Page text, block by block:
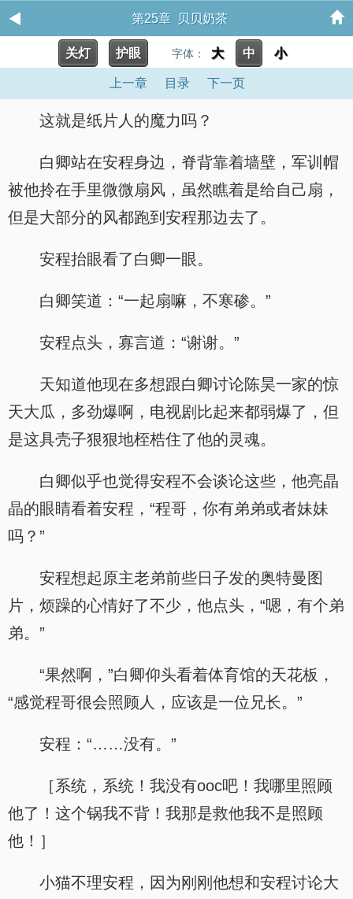
第25章 贝贝奶茶
关灯 护眼 字体： 大 中 小
上一章 目录 下一页
这就是纸片人的魔力吗？
白卿站在安程身边，脊背靠着墙壁，军训帽
被他拎在手里微微扇风，虽然瞧着是给自己扇，
但是大部分的风都跑到安程那边去了。
安程抬眼看了白卿一眼。
白卿笑道：“一起扇嘛，不寒碜。”
安程点头，寡言道：“谢谢。”
天知道他现在多想跟白卿讨论陈昊一家的惊
天大瓜，多劲爆啊，电视剧比起来都弱爆了，但
是这具壳子狠狠地桎梏住了他的灵魂。
白卿似乎也觉得安程不会谈论这些，他亮晶
晶的眼睛看着安程，“程哥，你有弟弟或者妹妹
吗？”
安程想起原主老弟前些日子发的奥特曼图
片，烦躁的心情好了不少，他点头，“嗯，有个弟
弟。”
“果然啊，”白卿仰头看着体育馆的天花板，
“感觉程哥很会照顾人，应该是一位兄长。”
安程：“……没有。”
［系统，系统！我没有ooc吧！我哪里照顾
他了！这个锅我不背！我那是救他我不是照顾
他！］
小猫不理安程，因为刚刚他想和安程讨论大